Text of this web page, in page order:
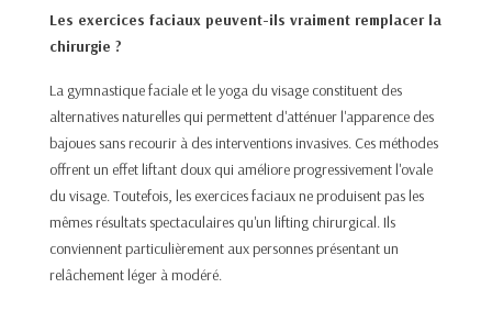
Les exercices faciaux peuvent-ils vraiment remplacer la
chirurgie ?
La gymnastique faciale et le yoga du visage constituent des
alternatives naturelles qui permettent d'atténuer l'apparence des
bajoues sans recourir à des interventions invasives. Ces méthodes
offrent un effet liftant doux qui améliore progressivement l'ovale
du visage. Toutefois, les exercices faciaux ne produisent pas les
mêmes résultats spectaculaires qu'un lifting chirurgical. Ils
conviennent particulièrement aux personnes présentant un
relâchement léger à modéré.​